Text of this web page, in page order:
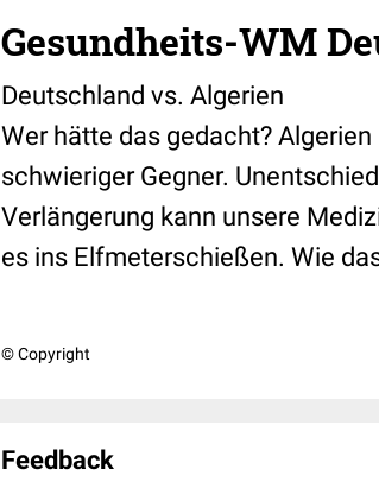
Gesundheits-WM
Deutschland vs. Algerien
Wer hätte das gedacht?
schwieriger Gegner.
Verlängerung kann unsere
es ins Elfmeterschießen. Wie
© Copyright
Feedback